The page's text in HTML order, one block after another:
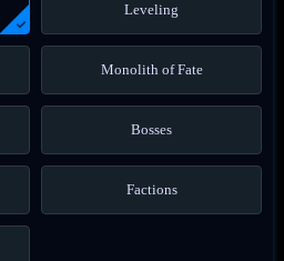
Leveling
Monolith of Fate
Bosses
Factions